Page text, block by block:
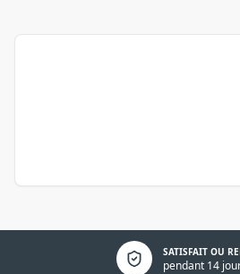
SATISFAIT OU
pendant 14
Politique de confidentialité